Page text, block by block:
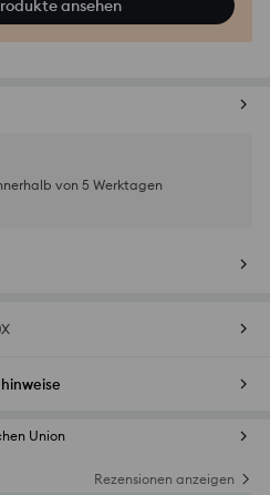
ansehen
von 5 Werktagen
Union
Rezensionen anzeigen